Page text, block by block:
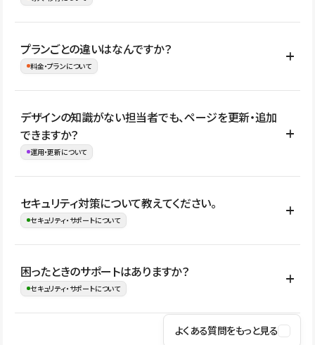
イト全体のデザインや設定がそのまま移行されるわけではないた
め、移行後にページ構成やデザイン、CMS設計、URL・リダイレク
はい。アクセス規模が大きいサイトや、複数部門での運用、権限管
理、セキュリティ確認、既存システムとの連携など、個別の要件が
ない段階でも、お問い合わせください。
お問合せはこちら
プランごとの違いはなんですか？
料金・プランについて
公開ページ数、バージョン履歴の期間、CMS利用数の上限、権限
管理の有無などがプランごとに異なります。詳しくは料金プランペ
ージをご覧ください。
デザインの知識がない担当者でも、ページを更新・追加
できますか？
運用・更新について
はい。CMSやコンポーネントを活用して更新範囲を設計しておく
ことで、デザインを崩しにくい状態で運用できます。 さらにコン
ながらレイアウトに影響を与えずに更新作業を進めやすくなりま
す。
セキュリティ対策について教えてください。
セキュリティ・サポートについて
Studioでは、公開サイトやサービスを安全に利用できるよう、通信
の暗号化、データ保護、アクセス管理、脆弱性対策など、複数の観
はSSL/TLSによる通信暗号化に対応しており、悪質なスクリプトの
困ったときのサポートはありますか？
セキュリティ・サポートについて
操作方法や機能については、ヘルプセンターでご確認いただけま
よくある質問をもっと見る